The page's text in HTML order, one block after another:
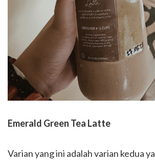
Emerald Green Tea Latte
Varian yang ini adalah varian kedua